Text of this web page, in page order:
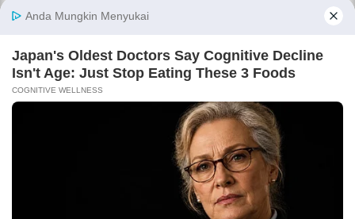
Alutsista generasi sangat lawas (produksi di